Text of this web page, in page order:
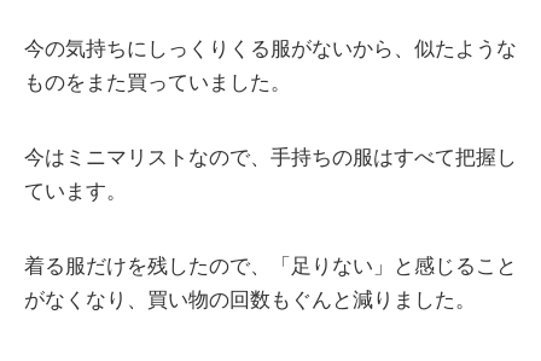
今の気持ちにしっくりくる服がないから、似たような
ものをまた買っていました。
今はミニマリストなので、手持ちの服はすべて把握し
ています。
着る服だけを残したので、「足りない」と感じること
がなくなり、買い物の回数もぐんと減りました。